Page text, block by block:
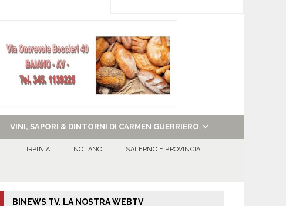
VINI, SAPORI & DINTORNI DI CARMEN GUERRIERO
IRPINIA NOLANO SALERNO E PROVINCIA
BINEWS TV. LA NOSTRA WEBTV